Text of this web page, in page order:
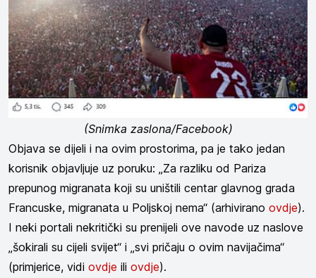
(Snimka zaslona/Facebook)
Objava se dijeli i na ovim prostorima, pa je tako jedan
korisnik objavljuje uz poruku: „Za razliku od Pariza
prepunog migranata koji su uništili centar glavnog grada
Francuske, migranata u Poljskoj nema“ (arhivirano ovdje).
I neki portali nekritički su prenijeli ove navode uz naslove
„šokirali su cijeli svijet“ i „svi pričaju o ovim navijačima“
(primjerice, vidi ovdje ili ovdje).